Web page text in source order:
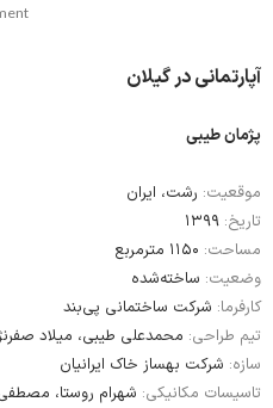
آپارتمانی در گیلان
پژمان طیبی
موقعیت: رشت، ایران
تاریخ:
مساحت:
وضعیت: ساخته‌شده
کارفرما: شرکت ساختمانی پی‌بند
تیم طراحی: محمدعلی طیبی، میلاد
سازه: شرکت بهساز خاک ایرانیان
تاسیسات مکانیکی: شهرام روستا،